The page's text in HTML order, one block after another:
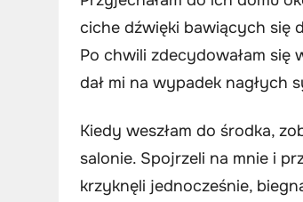
ciche dźwięki bawiących się
Po chwili zdecydowałam się
dał mi na wypadek nagłych
Kiedy weszłam do środka,
salonie. Spojrzeli na mnie i
krzyknęli jednocześnie,